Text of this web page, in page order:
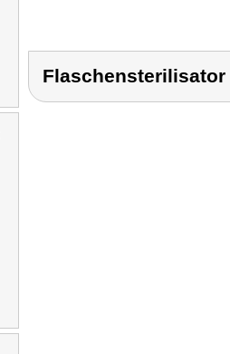
Flaschensterilisator